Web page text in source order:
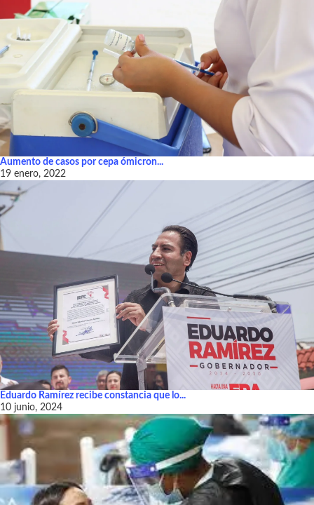
Aumento de casos por cepa ómicron...
19 enero, 2022
Eduardo Ramírez recibe constancia que lo...
10 junio, 2024